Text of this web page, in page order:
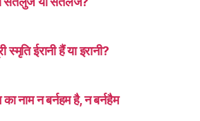
ईरानी हैं या इरानी?
नाम न बर्नहम है, न बर्नहैम